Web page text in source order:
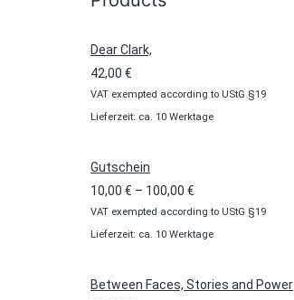
Dear Clark,
42,00 €
VAT exempted according to UStG §19
Lieferzeit: ca. 10 Werktage
Gutschein
10,00 € – 100,00 €
10,00 €
bis
VAT exempted according to UStG §19
Lieferzeit: ca. 10 Werktage
Between Faces, Stories and Power